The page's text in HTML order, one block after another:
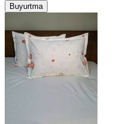
Buyurtma